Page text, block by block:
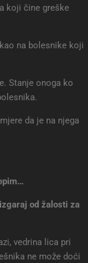
koji čine greške
na bolesnike koji
Stanje onoga ko
da je na njega
od žalosti za
vedrina lica pri
ne može doći